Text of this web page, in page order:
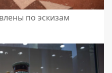
по эскизам